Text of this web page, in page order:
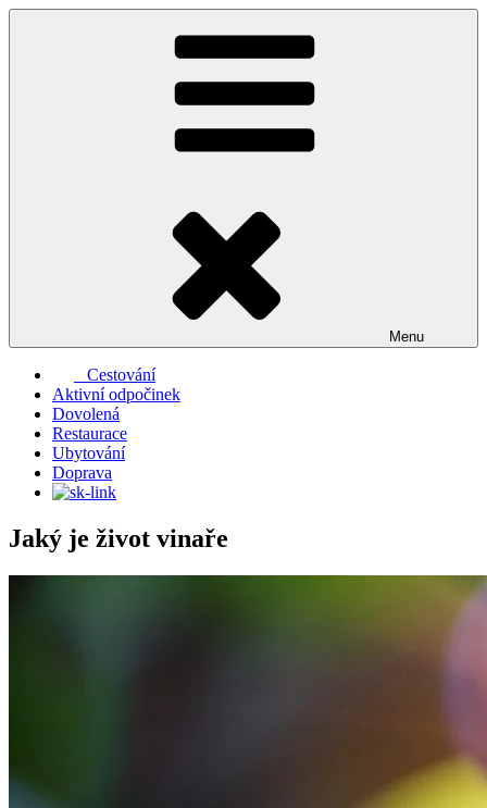
Přejít
Menu
Cestování
Aktivní odpočinek
Dovolená
Restaurace
Ubytování
Doprava
Jaký je život vinaře